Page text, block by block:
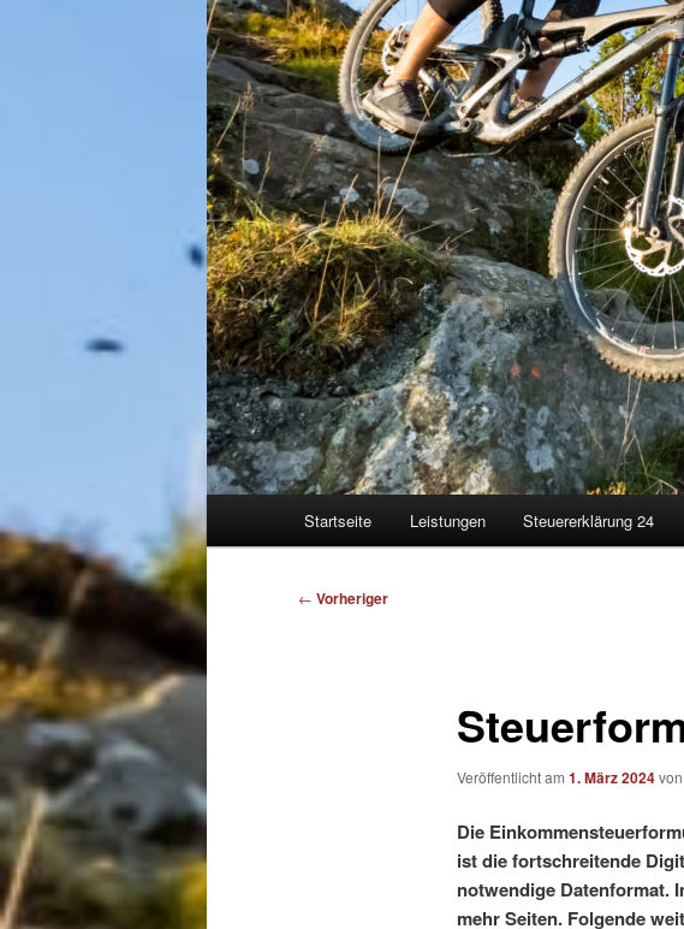
Startseite Leistungen Steuererklärung 24
Beitragsnavigation
← Vorheriger
Veröffentlicht am 1. März 2024von
Die
ist die fortschreitende
notwendige Datenformat.
mehr Seiten. Folgende